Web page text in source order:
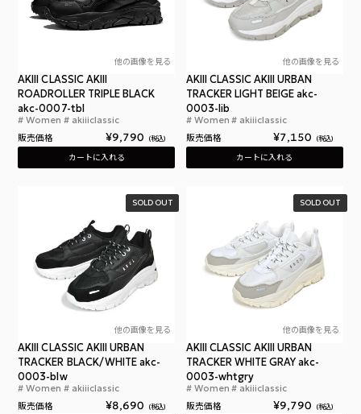
他の画像を見る
アキクラシック アキ ロードローラー スニーカー
AKIII CLASSIC AKIII
ROADROLLER TRIPLE BLACK
akc-0007-tbl
Women akiiiclassic
販売価格 ¥9,790 税込
カートに入れる
他の画像を見る
AKIII CLASSIC AKIII URBAN
TRACKER LIGHT BEIGE akc-
0003-lib
Women akiiiclassic
販売価格 ¥7,150 税込
カートに入れる
他の画像を見る
アキクラシック アーバントラッカー レディース
AKIII CLASSIC AKIII URBAN
TRACKER BLACK/WHITE akc-
0003-blw
Women akiiiclassic
販売価格 ¥8,690 税込
SOLD OUT
他の画像を見る
AKIII CLASSIC AKIII URBAN
TRACKER WHITE GRAY akc-
0003-whtgry
Women akiiiclassic
販売価格 ¥9,790 税込
SOLD OUT